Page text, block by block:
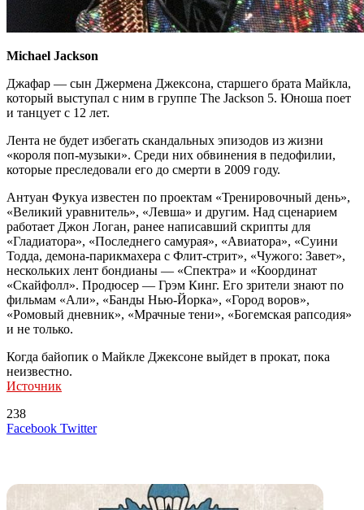
Michael Jackson
Джафар — сын Джермена Джексона, старшего брата Майкла,
который выступал с ним в группе The Jackson 5. Юноша поет
и танцует с 12 лет.
Лента не будет избегать скандальных эпизодов из жизни
«короля поп-музыки». Среди них обвинения в педофилии,
которые преследовали его до смерти в 2009 году.
Антуан Фукуа известен по проектам «Тренировочный день»,
«Великий уравнитель», «Левша» и другим. Над сценарием
работает Джон Логан, ранее написавший скрипты для
«Гладиатора», «Последнего самурая», «Авиатора», «Суини
Тодда, демона-парикмахера с Флит-стрит», «Чужого: Завет»,
нескольких лент бондианы — «Спектра» и «Координат
«Скайфолл». Продюсер — Грэм Кинг. Его зрители знают по
фильмам «Али», «Банды Нью-Йорка», «Город воров»,
«Ромовый дневник», «Мрачные тени», «Богемская рапсодия»
и не только.
Когда байопик о Майкле Джексоне выйдет в прокат, пока
неизвестно.
Источник
238
Facebook TwitterLinkedIn
Tumblr
Reddit
Вконтакте
Одноклассники
Skype
Messenger
Messenger
WhatsApp
Telegram
Viber
Line
Поделиться
Печатать